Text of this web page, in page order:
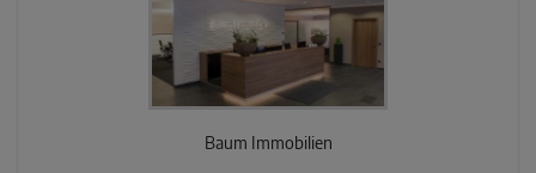
Baum Immobilien